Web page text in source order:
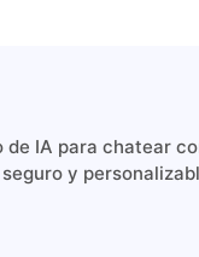
IA para chatear
y